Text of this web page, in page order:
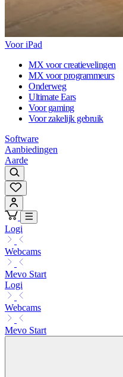
Voor iPad
MX voor creatievelingen
MX voor programmeurs
Onderweg
Ultimate Ears
Voor gaming
Voor zakelijk gebruik
Software
Aanbiedingen
Aarde
Logi
Webcams
Mevo Start
Logi
Webcams
Mevo Start